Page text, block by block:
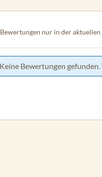
Bewertungen nur in der aktuellen
Keine Bewertungen